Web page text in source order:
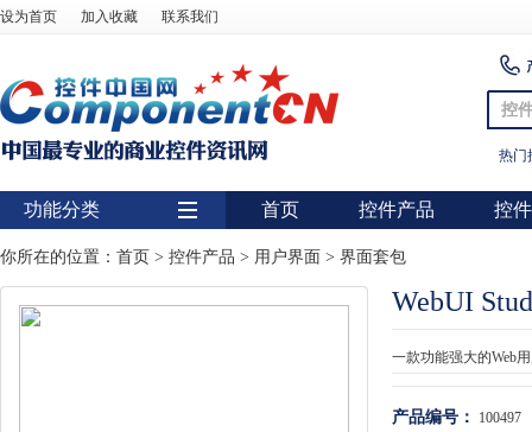
设为首页 加入收藏 联系我们
控
热门
功能分类
用户界面
首页 控件产品 控
你所在的位置： 首页 > 控件产品 > 用户界面 > 界面套包
WebUI
一款功能强大的Web
产品编号： 100497